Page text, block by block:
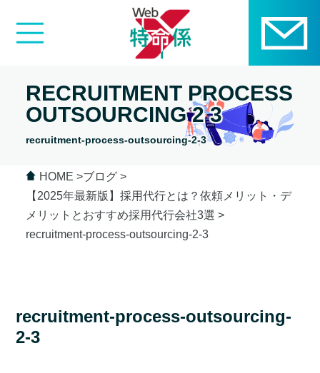
RECRUITMENT PROCESS
OUTSOURCING 2 3
recruitment-process-outsourcing-2-3
HOME
ブログ
【2025年最新版】採用代行とは？依頼メリット・デ
メリットとおすすめ採用代行会社3選
recruitment-process-outsourcing-2-3
recruitment-process-outsourcing-
2-3